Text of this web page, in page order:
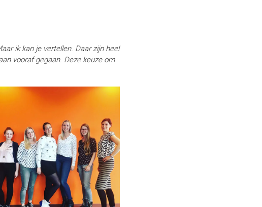
ik kan je vertellen. Daar zijn heel
vooraf gegaan. Deze keuze om